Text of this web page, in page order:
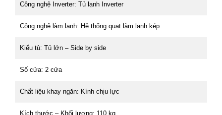
Công nghệ Inverter: Tủ lạnh Inverter
Công nghệ làm lạnh: Hệ thống quạt làm lạnh kép
Kiểu tủ: Tủ lớn – Side by side
Số cửa: 2 cửa
Chất liệu khay ngăn: Kính chịu lực
Kích thước – Khối lượng: 110 kg